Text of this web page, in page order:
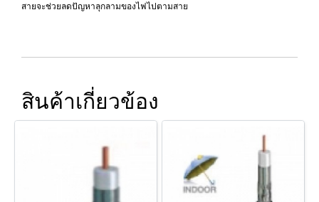
สายจะช่วยลดปัญหาลุกลามของไฟไปตามสาย
สินค้าเกี่ยวข้อง